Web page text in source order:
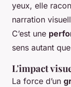
yeux, elle
narration
C’est une
sens autant
L'impact
La force d’un